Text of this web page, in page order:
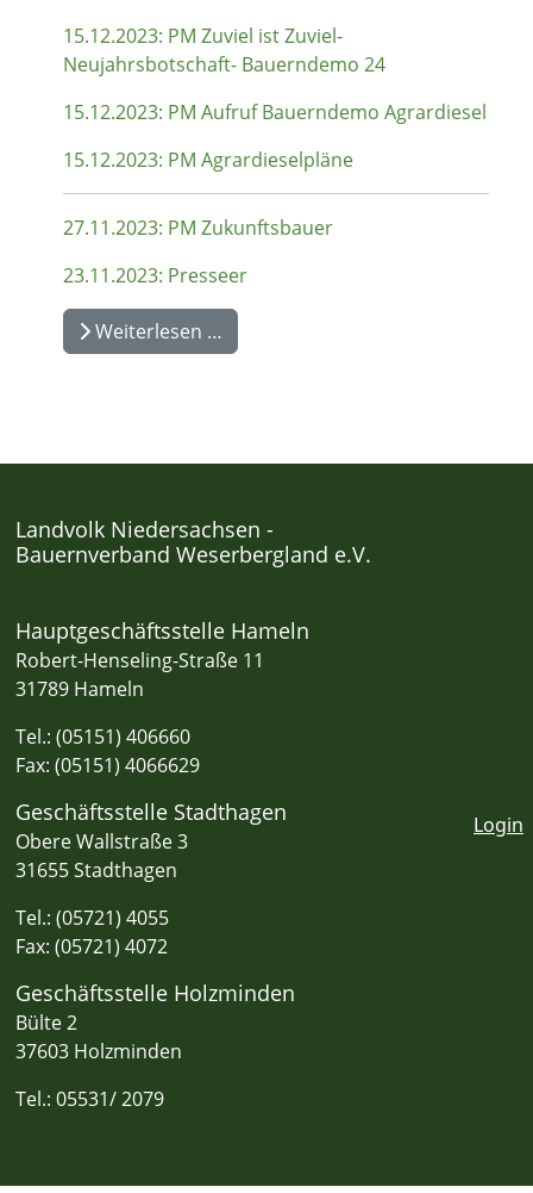
15.12.2023: PM Zuviel ist Zuviel-
Neujahrsbotschaft- Bauerndemo 24
15.12.2023: PM Aufruf Bauerndemo Agrardiesel
15.12.2023: PM Agrardieselpläne
27.11.2023: PM Zukunftsbauer
23.11.2023: Presseer
Weiterlesen …
Landvolk Niedersachsen -
Bauernverband Weserbergland e.V.
Hauptgeschäftsstelle Hameln
Robert-Henseling-Straße 11
31789 Hameln
Tel.: (05151) 406660
Fax: (05151) 4066629
Geschäftsstelle Stadthagen
Obere Wallstraße 3
31655 Stadthagen
Tel.: (05721) 4055
Fax: (05721) 4072
Geschäftsstelle Holzminden
Bülte 2
37603 Holzminden
Tel.: 05531/ 2079
Login